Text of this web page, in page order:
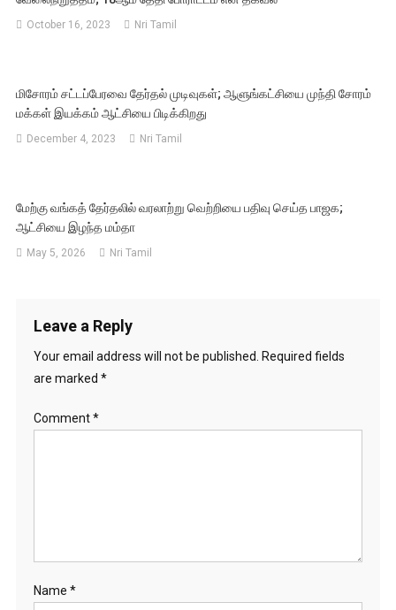
October 16, 2023 Nri Tamil
மிசோரம் சட்டப்பேரவை தேர்தல் முடிவுகள்; ஆளுங்கட்சியை முந்தி சோரம்
மக்கள் இயக்கம் ஆட்சியை பிடிக்கிறது
December 4, 2023 Nri Tamil
மேற்கு வங்கத் தேர்தலில் வரலாற்று வெற்றியை பதிவு செய்த பாஜக;
ஆட்சியை இழந்த மம்தா
May 5, 2026 Nri Tamil
Leave a Reply
Your email address will not be published.
Required fields
are marked *
Comment*
Name *